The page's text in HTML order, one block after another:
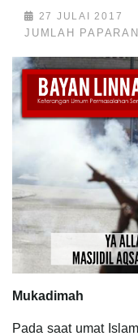
27 JULAI 2017
JUMLAH
Mukadimah
Pada saat umat